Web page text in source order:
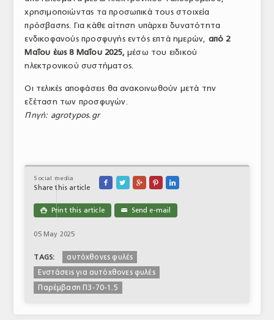
ΥΠΗΡΕΣΙΕΣ
ΕΜΠΟΡΙΚΟΙ ΑΝΤΙΠΡΟΣΩΠΟΙ
ΝΟΜΟΘΕΣΙΑ
ΕΥΡΩΠΑΪΚΗ ΝΟΜΟΘΕΣΙΑ
ΑΡΧΕΙΟ ΤΕΥΧΩΝ
ΣΥΝΕΔΡΙΟ ΚΡΕΑΤΟΣ
χρησιμοποιώντας τα προσωπικά τους στοιχεία
πρόσβασης. Για κάθε αίτηση υπάρχει δυνατότητα
ενδικοφανούς προσφυγής εντός επτά ημερών, από 2
Μαΐου έως 8 Μαΐου 2025,μέσω του ειδικού
ηλεκτρονικού συστήματος.
Οι τελικές αποφάσεις θα ανακοινωθούν μετά την
εξέταση των προσφυγών.
Πηγή: agrotypos.gr
Social media
Share this article
    
 Print this article ✉ Send e-mail
05 May 2025
TAGS:
αυτόχθονες φυλές
Ενστάσεις για αυτόχθονες φυλές
Παρέμβαση Π3-70-1.5